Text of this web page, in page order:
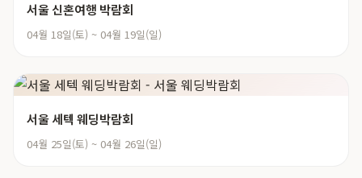
서울 신혼여행 박람회
04월 18일(토) ~ 04월 19일(일)
서울 세텍 웨딩박람회
04월 25일(토) ~ 04월 26일(일)